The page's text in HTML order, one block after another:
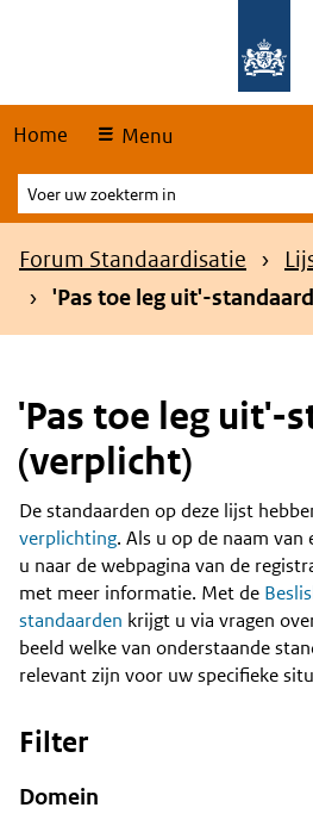
Home Menu
Voer
uw
zoekterm
Kruimelpad
Forum Standaardisatie
'Pas toe leg uit'-
'Pas toe leg uit'-
(verplicht)
Content
De standaarden op deze lijst
verplichting. Als u op de naam
u naar de webpagina van de
met meer informatie. Met de
standaarden krijgt u via vragen
beeld welke van onderstaande
relevant zijn voor uw specifieke
Filter
Domein